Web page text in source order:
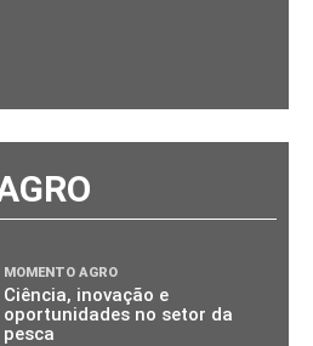
MOMENTO AGRO
Ciência, inovação e
oportunidades no setor da
pesca